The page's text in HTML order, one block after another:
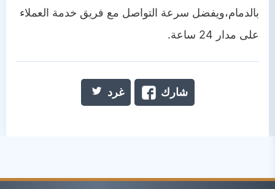
بالدمام،ويفضل سرعة التواصل مع فريق خدمة العملاء
على مدار 24 ساعة.
شارك غرد